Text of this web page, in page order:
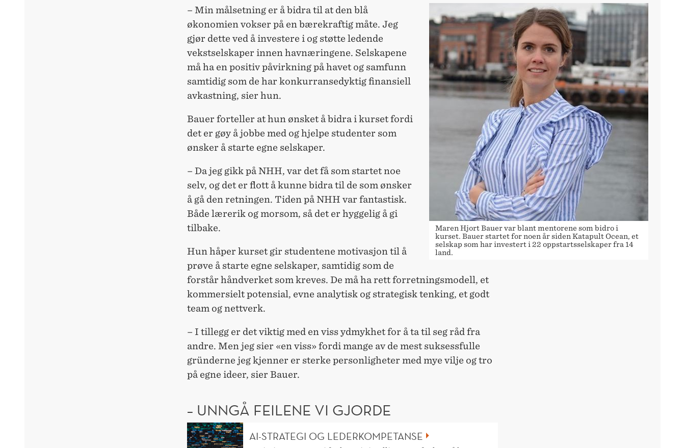
Maren Hjort Bauer var blant mentorene som bidro i
kurset. Bauer startet for noen år siden Katapult Ocean, et
selskap som har investert i 22 oppstartsselskaper fra 14
land.
– Min målsetning er å bidra til at den blå
økonomien vokser på en bærekraftig måte. Jeg
gjør dette ved å investere i og støtte ledende
vekstselskaper innen havnæringene. Selskapene
må ha en positiv påvirkning på havet og samfunn
samtidig som de har konkurransedyktig finansiell
avkastning, sier hun.
Bauer forteller at hun ønsket å bidra i kurset fordi
det er gøy å jobbe med og hjelpe studenter som
ønsker å starte egne selskaper.
– Da jeg gikk på NHH, var det få som startet noe
selv, og det er flott å kunne bidra til de som ønsker
å gå den retningen. Tiden på NHH var fantastisk.
Både lærerik og morsom, så det er hyggelig å gi
tilbake.
Hun håper kurset gir studentene motivasjon til å
prøve å starte egne selskaper, samtidig som de
forstår håndverket som kreves. De må ha rett forretningsmodell, et
kommersielt potensial, evne analytisk og strategisk tenking, et godt
team og nettverk.
– I tillegg er det viktig med en viss ydmykhet for å ta til seg råd fra
andre. Men jeg sier «en viss» fordi mange av de mest suksessfulle
gründerne jeg kjenner er sterke personligheter med mye vilje og tro
på egne ideer, sier Bauer.
– UNNGÅ FEILENE VI GJORDE
AI-STRATEGI OG LEDERKOMPETANSE